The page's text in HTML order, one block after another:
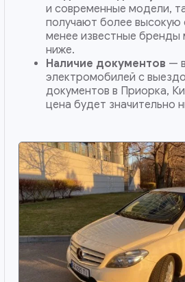
и современные модели,
получают более высокую
менее известные бренды
ниже.
Наличие документов —
электромобилей с
документов в Приорка,
цена будет значительно